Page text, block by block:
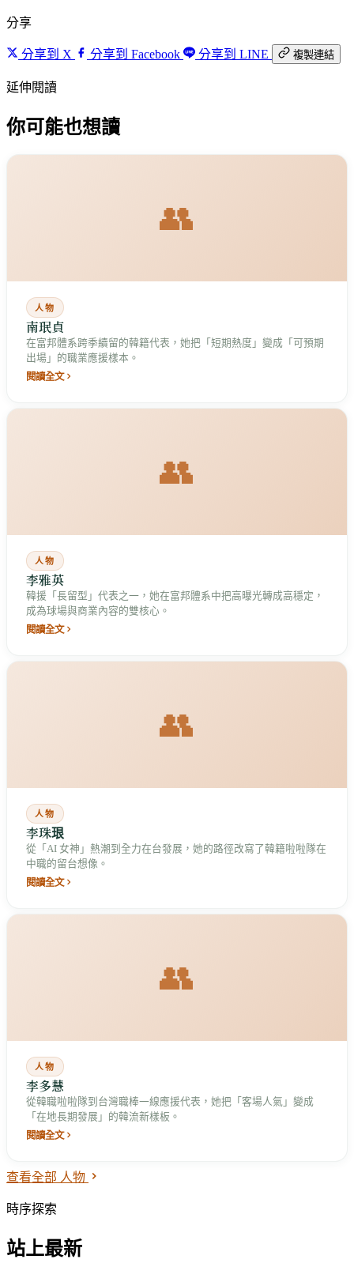
分享
分享到 X 分享到 Facebook 分享到 LINE 複製連結
延伸閱讀
你可能也想讀
👥
人物
南珉貞
在富邦體系跨季續留的韓籍代表，她把「短期熱度」變成「可預期
出場」的職業應援樣本。
閱讀全文
👥
人物
李雅英
韓援「長留型」代表之一，她在富邦體系中把高曝光轉成高穩定，
成為球場與商業內容的雙核心。
閱讀全文
👥
人物
李珠珢
從「AI 女神」熱潮到全力在台發展，她的路徑改寫了韓籍啦啦隊在
中職的留台想像。
閱讀全文
👥
人物
李多慧
從韓職啦啦隊到台灣職棒一線應援代表，她把「客場人氣」變成
「在地長期發展」的韓流新樣板。
閱讀全文
查看全部 人物
時序探索
站上最新